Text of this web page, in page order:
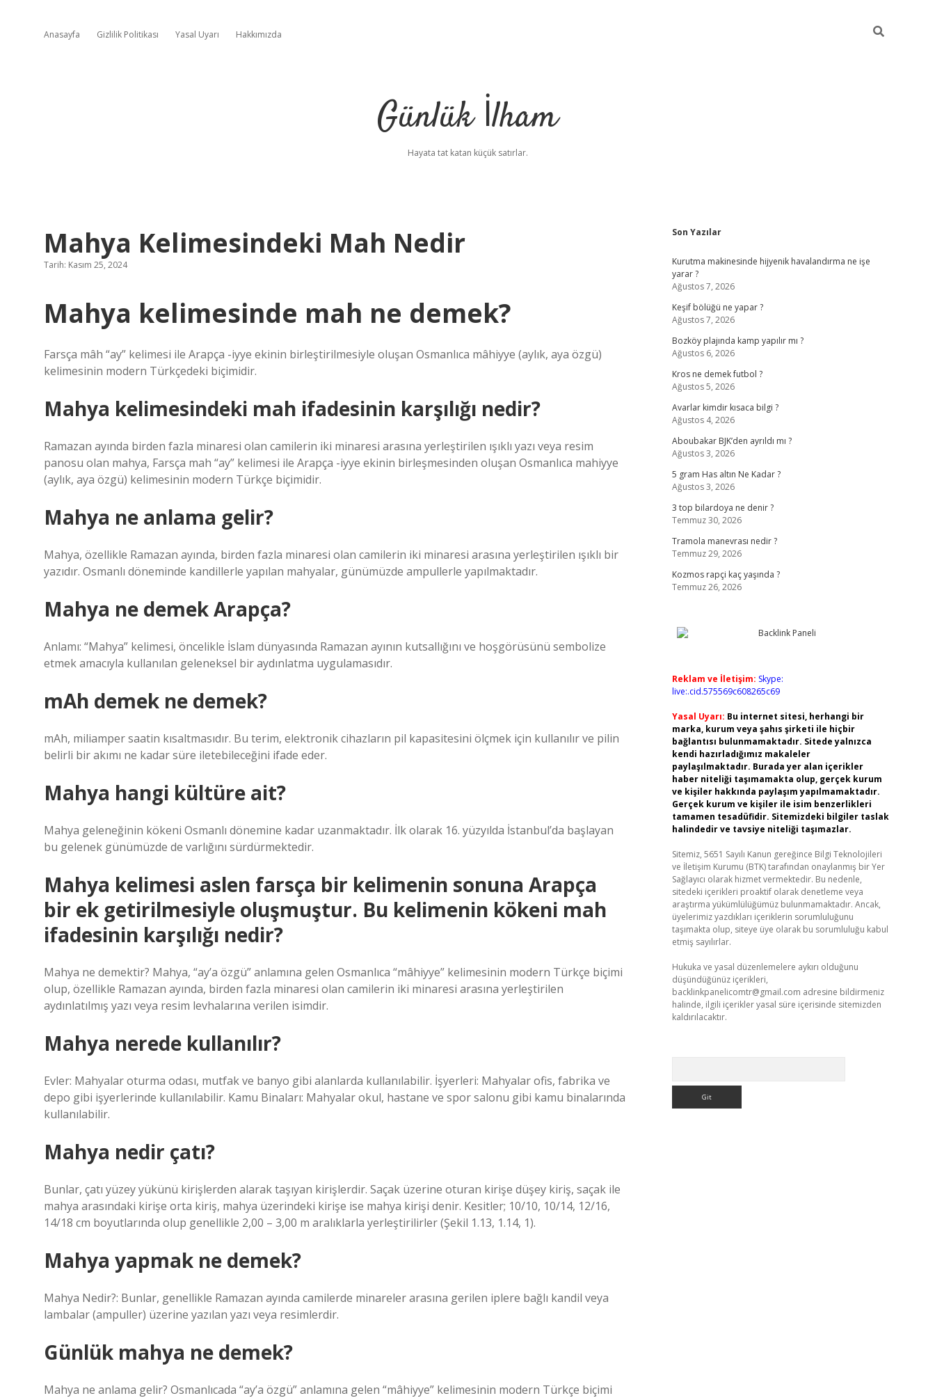
Anasayfa Gizlilik Politikası Yasal Uyarı Hakkımızda
Günlük İlham
Hayata tat katan küçük satırlar.
Mahya Kelimesindeki Mah Nedir
Tarih: Kasım 25, 2024
Mahya kelimesinde mah ne demek?
Farsça mâh “ay” kelimesi ile Arapça -iyye ekinin birleştirilmesiyle oluşan Osmanlıca mâhiyye (aylık, aya özgü)
kelimesinin modern Türkçedeki biçimidir.
Mahya kelimesindeki mah ifadesinin karşılığı nedir?
Ramazan ayında birden fazla minaresi olan camilerin iki minaresi arasına yerleştirilen ışıklı yazı veya resim
panosu olan mahya, Farsça mah “ay” kelimesi ile Arapça -iyye ekinin birleşmesinden oluşan Osmanlıca mahiyye
(aylık, aya özgü) kelimesinin modern Türkçe biçimidir.
Mahya ne anlama gelir?
Mahya, özellikle Ramazan ayında, birden fazla minaresi olan camilerin iki minaresi arasına yerleştirilen ışıklı bir
yazıdır. Osmanlı döneminde kandillerle yapılan mahyalar, günümüzde ampullerle yapılmaktadır.
Mahya ne demek Arapça?
Anlamı: “Mahya” kelimesi, öncelikle İslam dünyasında Ramazan ayının kutsallığını ve hoşgörüsünü sembolize
etmek amacıyla kullanılan geleneksel bir aydınlatma uygulamasıdır.
mAh demek ne demek?
mAh, miliamper saatin kısaltmasıdır. Bu terim, elektronik cihazların pil kapasitesini ölçmek için kullanılır ve pilin
belirli bir akımı ne kadar süre iletebileceğini ifade eder.
Mahya hangi kültüre ait?
Mahya geleneğinin kökeni Osmanlı dönemine kadar uzanmaktadır. İlk olarak 16. yüzyılda İstanbul’da başlayan
bu gelenek günümüzde de varlığını sürdürmektedir.
Mahya kelimesi aslen farsça bir kelimenin sonuna Arapça
bir ek getirilmesiyle oluşmuştur. Bu kelimenin kökeni mah
ifadesinin karşılığı nedir?
Mahya ne demektir? Mahya, “ay’a özgü” anlamına gelen Osmanlıca “mâhiyye” kelimesinin modern Türkçe biçimi
olup, özellikle Ramazan ayında, birden fazla minaresi olan camilerin iki minaresi arasına yerleştirilen
aydınlatılmış yazı veya resim levhalarına verilen isimdir.
Mahya nerede kullanılır?
Evler: Mahyalar oturma odası, mutfak ve banyo gibi alanlarda kullanılabilir. İşyerleri: Mahyalar ofis, fabrika ve
depo gibi işyerlerinde kullanılabilir. Kamu Binaları: Mahyalar okul, hastane ve spor salonu gibi kamu binalarında
kullanılabilir.
Mahya nedir çatı?
Bunlar, çatı yüzey yükünü kirişlerden alarak taşıyan kirişlerdir. Saçak üzerine oturan kirişe düşey kiriş, saçak ile
mahya arasındaki kirişe orta kiriş, mahya üzerindeki kirişe ise mahya kirişi denir. Kesitler; 10/10, 10/14, 12/16,
14/18 cm boyutlarında olup genellikle 2,00 – 3,00 m aralıklarla yerleştirilirler (Şekil 1.13, 1.14, 1).
Mahya yapmak ne demek?
Mahya Nedir?: Bunlar, genellikle Ramazan ayında camilerde minareler arasına gerilen iplere bağlı kandil veya
lambalar (ampuller) üzerine yazılan yazı veya resimlerdir.
Günlük mahya ne demek?
Mahya ne anlama gelir? Osmanlıcada “ay’a özgü” anlamına gelen “mâhiyye” kelimesinin modern Türkçe biçimi
Sidebar
Son Yazılar
Kurutma makinesinde hijyenik havalandırma ne işe
yarar ?
Ağustos 7, 2026
Keşif bölüğü ne yapar ?
Ağustos 7, 2026
Bozköy plajında kamp yapılır mı ?
Ağustos 6, 2026
Kros ne demek futbol ?
Ağustos 5, 2026
Avarlar kimdir kısaca bilgi ?
Ağustos 4, 2026
Aboubakar BJK’den ayrıldı mı ?
Ağustos 3, 2026
5 gram Has altın Ne Kadar ?
Ağustos 3, 2026
3 top bilardoya ne denir ?
Temmuz 30, 2026
Tramola manevrası nedir ?
Temmuz 29, 2026
Kozmos rapçi kaç yaşında ?
Temmuz 26, 2026
Reklam ve İletişim: Skype:
live:.cid.575569c608265c69
Yasal Uyarı: Bu internet sitesi, herhangi bir
marka, kurum veya şahıs şirketi ile hiçbir
bağlantısı bulunmamaktadır. Sitede yalnızca
kendi hazırladığımız makaleler
paylaşılmaktadır. Burada yer alan içerikler
haber niteliği taşımamakta olup, gerçek kurum
ve kişiler hakkında paylaşım yapılmamaktadır.
Gerçek kurum ve kişiler ile isim benzerlikleri
tamamen tesadüfidir. Sitemizdeki bilgiler taslak
halindedir ve tavsiye niteliği taşımazlar.
Sitemiz, 5651 Sayılı Kanun gereğince Bilgi Teknolojileri
ve İletişim Kurumu (BTK) tarafından onaylanmış bir Yer
Sağlayıcı olarak hizmet vermektedir. Bu nedenle,
sitedeki içerikleri proaktif olarak denetleme veya
araştırma yükümlülüğümüz bulunmamaktadır. Ancak,
üyelerimiz yazdıkları içeriklerin sorumluluğunu
taşımakta olup, siteye üye olarak bu sorumluluğu kabul
etmiş sayılırlar.
Hukuka ve yasal düzenlemelere aykırı olduğunu
düşündüğünüz içerikleri,
backlinkpanelicomtr@gmail.com adresine bildirmeniz
halinde, ilgili içerikler yasal süre içerisinde sitemizden
kaldırılacaktır.